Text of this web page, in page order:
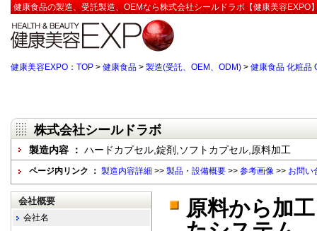
健康食品の製造、受託製造、OEMなら株式会社シールドラボ【健康美容EXPO
健康美容EXPO：TOP > 健康食品 > 製造(受託、OEM、ODM) > 健康食品 化粧品
株式会社シールドラボ
製造内容 ： ハードカプセル,錠剤,ソフトカプセル,原料加工
ページ内リンク ： 製造内容詳細 >> 製品・設備概要 >> 参考画像 >> お問い
原料から加
会社概要
会社名